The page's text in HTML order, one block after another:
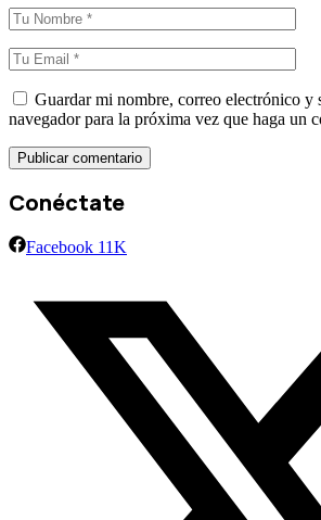
Guardar mi nombre, correo electrónico y
navegador para la próxima vez que haga un
Conéctate
Facebook 11K